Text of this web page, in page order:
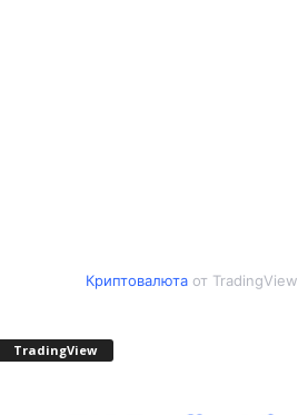
Криптовалютаот TradingView
TradingView